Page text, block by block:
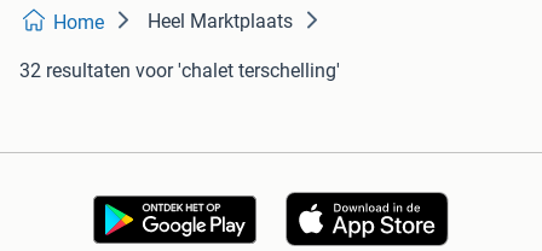
Home Heel Marktplaats
32 resultaten voor 'chalet terschelling'